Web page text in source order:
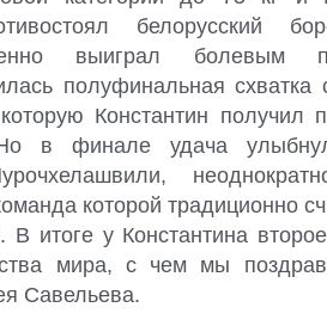
белорусский
выиграл болевым
полуфинальная схватка
Константин получил
в финале удача
которой традиционно
В итоге у Константина
мира, с чем мы
Савельева.